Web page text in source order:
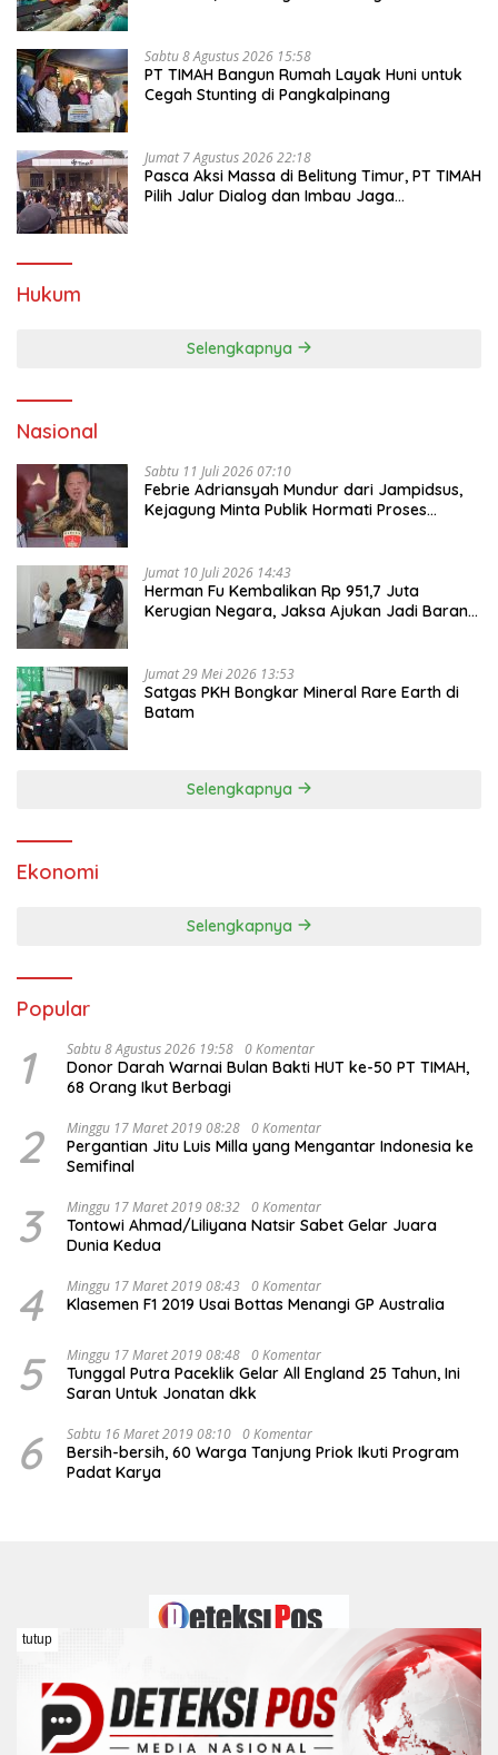
Sabtu 8 Agustus 2026 15:58
PT TIMAH Bangun Rumah Layak Huni untuk
Cegah Stunting di Pangkalpinang
Jumat 7 Agustus 2026 22:18
Pasca Aksi Massa di Belitung Timur, PT TIMAH
Pilih Jalur Dialog dan Imbau Jaga
Hukum
Selengkapnya
Nasional
Sabtu 11 Juli 2026 07:10
Febrie Adriansyah Mundur dari Jampidsus,
Kejagung Minta Publik Hormati Proses
Jumat 10 Juli 2026 14:43
Herman Fu Kembalikan Rp 951,7 Juta
Kerugian Negara, Jaksa Ajukan Jadi Barang
Jumat 29 Mei 2026 13:53
Satgas PKH Bongkar Mineral Rare Earth di
Selengkapnya
Ekonomi
Selengkapnya
Popular
1 Sabtu 8 Agustus 2026 19:58 0 Komentar
Donor Darah Warnai Bulan Bakti HUT ke-50 PT TIMAH,
68 Orang Ikut Berbagi
2 Minggu 17 Maret 2019 08:28 0 Komentar
Pergantian Jitu Luis Milla yang Mengantar Indonesia ke
Semifinal
3 Minggu 17 Maret 2019 08:32 0 Komentar
Tontowi Ahmad/Liliyana Natsir Sabet Gelar Juara
Dunia Kedua
4 Minggu 17 Maret 2019 08:43 0 Komentar
Klasemen F1 2019 Usai Bottas Menangi GP Australia
5 Minggu 17 Maret 2019 08:48 0 Komentar
Tunggal Putra Paceklik Gelar All England 25 Tahun, Ini
Saran Untuk Jonatan dkk
6 Sabtu 16 Maret 2019 08:10 0 Komentar
Bersih-bersih, 60 Warga Tanjung Priok Ikuti Program
Padat Karya
Redaksi Kontak Pedoman Media Siber
Disclaimer
Kebijakan Peraturan Dewan Pers
tutup